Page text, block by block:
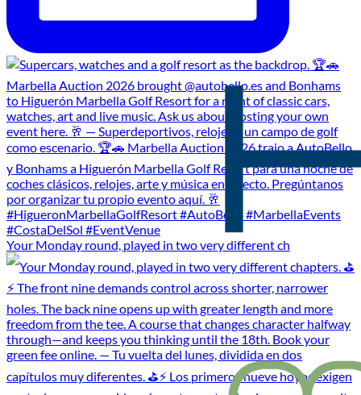
Your Monday round, played in two very different ch